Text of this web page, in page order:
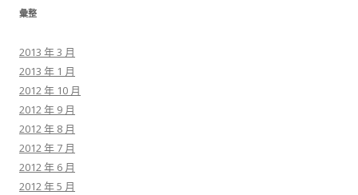
彙整
2013 年 3 月
2013 年 1 月
2012 年 10 月
2012 年 9 月
2012 年 8 月
2012 年 7 月
2012 年 6 月
2012 年 5 月